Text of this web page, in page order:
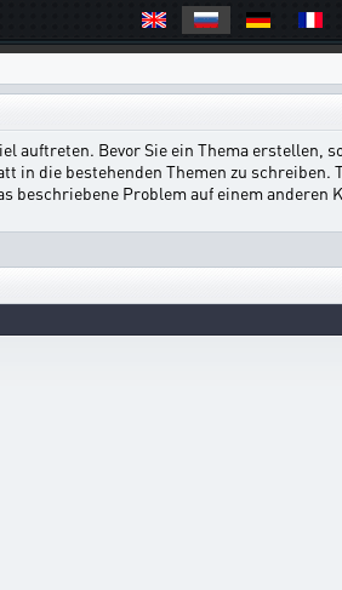
auftreten. Bevor Sie ein Thema erstellen,
in die bestehenden Themen zu schreiben.
beschriebene Problem auf einem anderen